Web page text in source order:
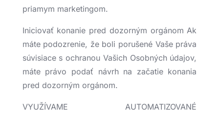
priamym marketingom.
Iniciovať konanie pred dozorným orgánom Ak
máte podozrenie, že boli porušené Vaše práva
súvisiace s ochranou Vašich Osobných údajov,
máte právo podať návrh na začatie konania
pred dozorným orgánom.
VYUŽÍVAME AUTOMATIZOVANÉ